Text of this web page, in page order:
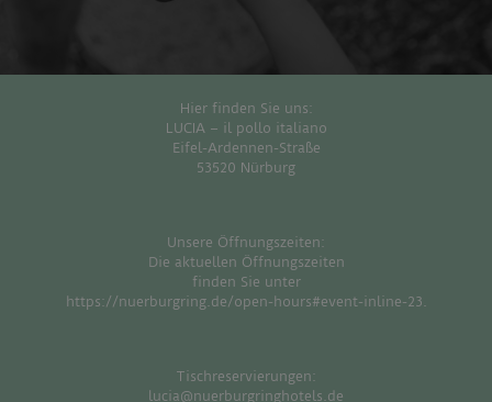
Hier finden Sie uns:
LUCIA – il pollo italiano
Eifel-Ardennen-Straße
53520 Nürburg
Unsere Öffnungszeiten:
Die aktuellen Öffnungszeiten
finden Sie unter
https://nuerburgring.de/open-hours#event-inline-23
Tischreservierungen:
lucia@nuerburgringhotels.de